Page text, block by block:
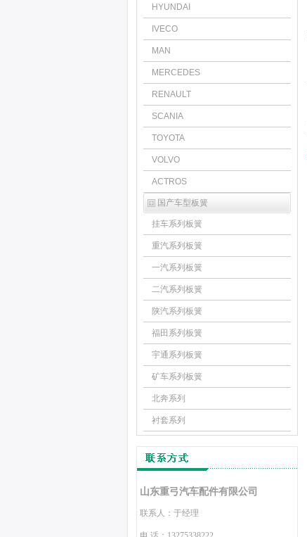
HYUNDAI
IVECO
MAN
MERCEDES
RENAULT
SCANIA
TOYOTA
VOLVO
ACTROS
国产车型板簧
挂车系列板簧
重汽系列板簧
一汽系列板簧
二汽系列板簧
陕汽系列板簧
福田系列板簧
宇通系列板簧
矿车系列板簧
北奔系列
衬套系列
山东重弓汽车配件有限公司
联系人： 于经理